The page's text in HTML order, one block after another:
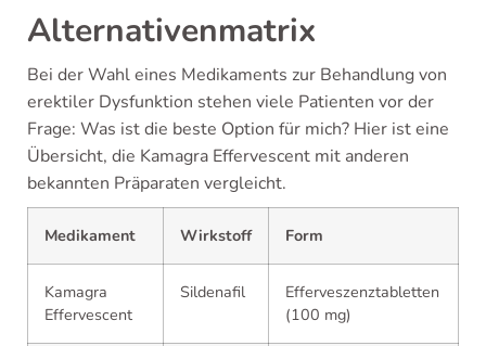
Alternativenmatrix
Bei der Wahl eines Medikaments zur Behandlung von
erektiler Dysfunktion stehen viele Patienten vor der
Frage: Was ist die beste Option für mich? Hier ist eine
Übersicht, die Kamagra Effervescent mit anderen
bekannten Präparaten vergleicht.
Medikament Wirkstoff Form
Kamagra
Effervescent
Sildenafil
Efferveszenztabletten
(100 mg)